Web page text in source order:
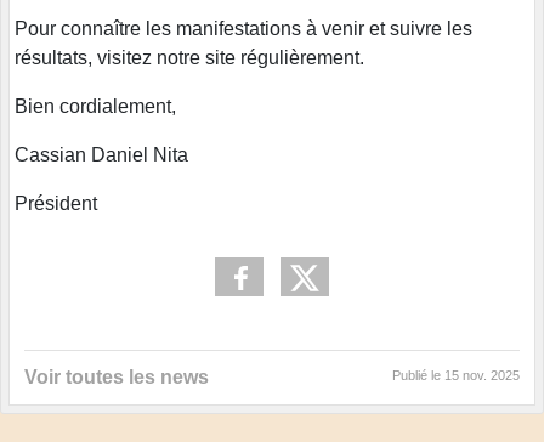
Pour connaître les manifestations à venir et suivre les
résultats, visitez notre site régulièrement.
Bien cordialement,
Cassian Daniel Nita
Président
Voir toutes les news Publié le 15 nov. 2025